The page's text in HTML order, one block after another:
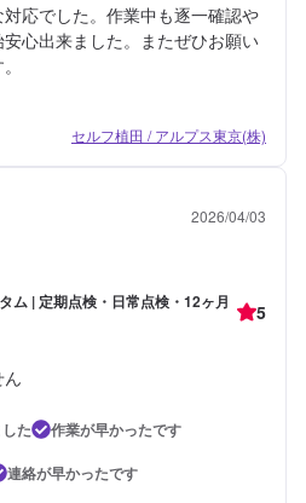
応でした。作業中も逐一確認や
心出来ました。またぜひお願い
セルフ植田 / アルプス東京(株)
2026/04/03
ム | 定期点検・日常点検・12ヶ月
5
た
作業が早かったです
連絡が早かったです